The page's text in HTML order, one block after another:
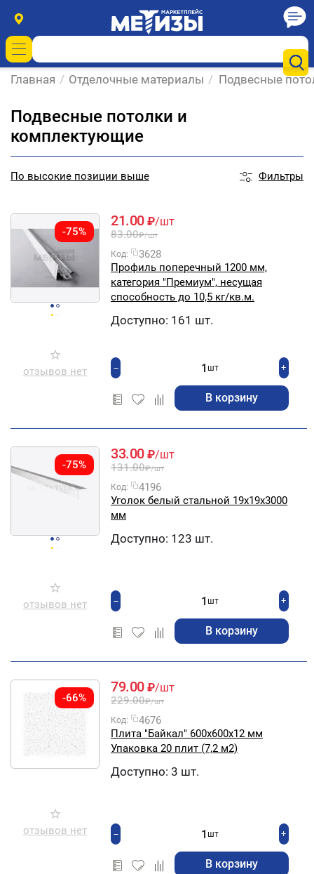
Главная / Отделочные материалы / Подвесные
Подвесные потолки и
комплектующие
По высокие позиции выше Фильтры
-75%
отзывов нет
21.00 ₽/шт
83.00₽/шт
Код:
3628
Профиль поперечный 1200 мм,
категория "Премиум", несущая
способность до 10,5 кг/кв.м.
Доступно: 161 шт.
+
шт
−
В корзину
-75%
отзывов нет
33.00 ₽/шт
131.00₽/шт
Код:
4196
Уголок белый стальной 19х19х3000
мм
Доступно: 123 шт.
+
шт
−
В корзину
-66%
отзывов нет
79.00 ₽/шт
229.00₽/шт
Код:
4676
Плита "Байкал" 600х600х12 мм
Упаковка 20 плит (7,2 м2)
Доступно: 3 шт.
+
шт
−
В корзину